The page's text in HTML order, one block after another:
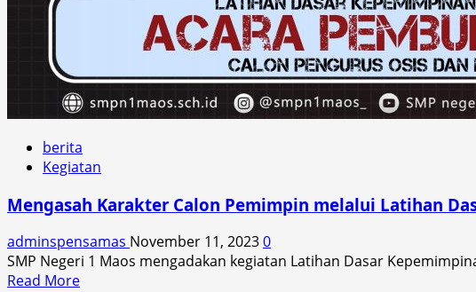
berita
Kegiatan
Mengasah Karakter Calon Pemimpin melalui Latihan
adminspensamas November 11, 20230
SMP Negeri 1 Maos mengadakan kegiatan Latihan Dasar
Read MoreRead